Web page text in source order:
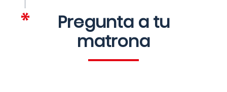
Pregunta a tu
matrona